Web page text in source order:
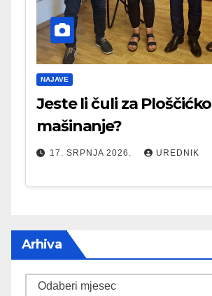
NAJAVE
Jeste li čuli za Ploščićko
mašinanje?
17. SRPNJA 2026. UREDNIK
Arhiva
Arhiva